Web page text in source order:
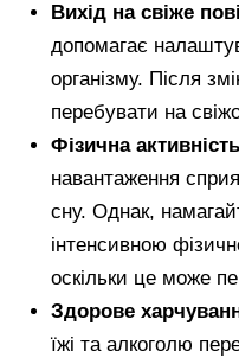
Вихід на свіже
допомагає
організму. Після
перебувати на
Фізична активність
навантаження
сну. Однак,
інтенсивною
оскільки це може
Здорове
їжі та алкоголю